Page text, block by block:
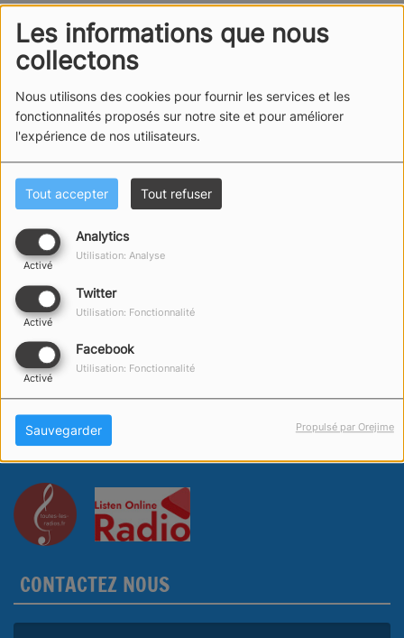
Les informations que nous
collectons
Nous utilisons des cookies pour fournir les services et les
fonctionnalités proposés sur notre site et pour améliorer
l'expérience de nos utilisateurs.
Tout accepter Tout refuser
Analytics
Activé
Utilisation: Analyse
Twitter
Activé
Utilisation: Fonctionnalité
Facebook
Activé
Utilisation: Fonctionnalité
Sauvegarder Propulsé par Orejime
l'histoire de la Mini Transat.
CONTACTEZ NOUS